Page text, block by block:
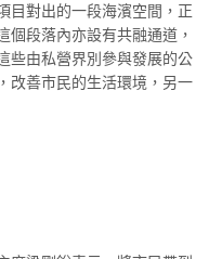
目對出的一段海濱空間，正
個段落內亦設有共融通道，
些由私營界別參與發展的公
改善市民的生活環境，另一